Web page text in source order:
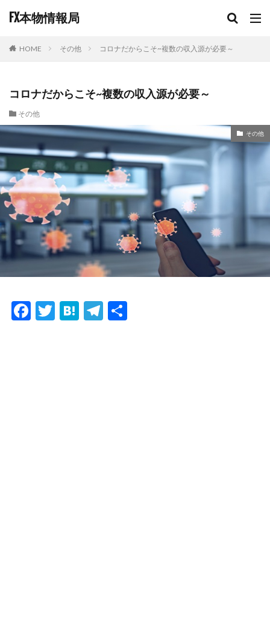
FX本物情報局
HOME その他 コロナだからこそ~複数の収入源が必要～
コロナだからこそ~複数の収入源が必要～
その他
その他
F
T
H T